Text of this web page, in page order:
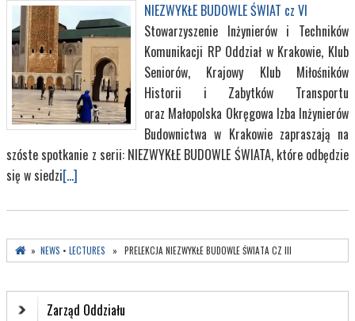
NIEZWYKŁE BUDOWLE ŚWIAT cz VI
Stowarzyszenie Inżynierów i Techników
Komunikacji RP Oddział w Krakowie, Klub
Seniorów, Krajowy Klub Miłośników
Historii i Zabytków Transportu
oraz Małopolska Okręgowa Izba Inżynierów
Budownictwa w Krakowie zapraszają na
szóste spotkanie z serii: NIEZWYKŁE BUDOWLE ŚWIATA, które odbędzie
się w siedzi[...]
» NEWS • LECTURES » PRELEKCJA NIEZWYKŁE BUDOWLE ŚWIATA CZ III
Zarząd Oddziału